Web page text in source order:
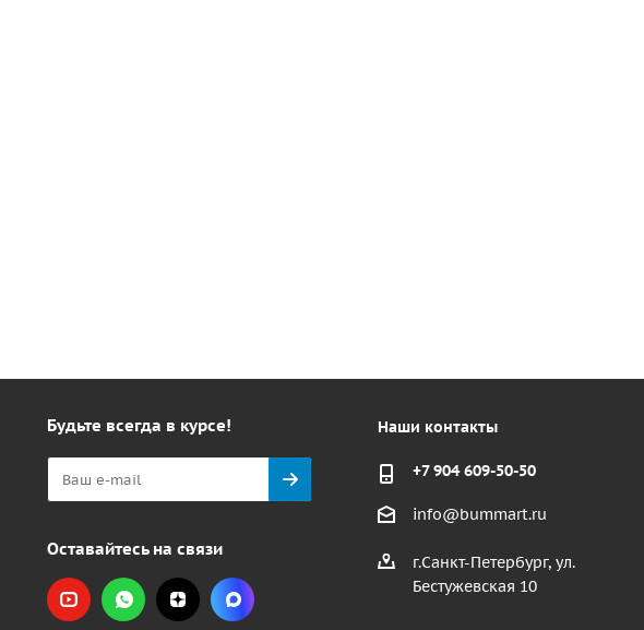
Будьте всегда в курсе!
Оставайтесь на связи
Наши контакты
+7 904 609-50-50
info@bummart.ru
г.Санкт-Петербург, ул.
Бестужевская 10